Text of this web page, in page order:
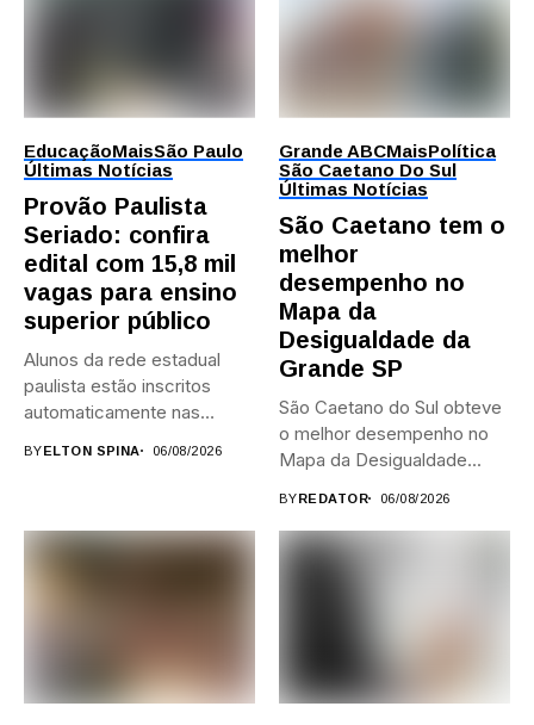
EducaçãoMaisSão Paulo
Últimas Notícias
Provão Paulista
Seriado: confira
edital com 15,8 mil
vagas para ensino
superior público
Alunos da rede estadual
paulista estão inscritos
automaticamente nas
BYELTON SPINA 06/08/2026
Grande ABCMaisPolítica
São Caetano Do Sul
Últimas Notícias
São Caetano tem o
melhor
desempenho no
Mapa da
Desigualdade da
Grande SP
São Caetano do Sul obteve
o melhor desempenho no
Mapa da Desigualdade...
BYREDATOR 06/08/2026